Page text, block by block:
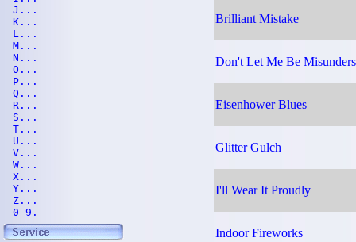
Brilliant Mistake
Don't Let Me Be
Eisenhower Blues
Glitter Gulch
I'll Wear It Proudly
Indoor Fireworks
J...
K...
L...
M...
N...
O...
P...
Q...
R...
S...
T...
U...
V...
W...
X...
Y...
Z...
0-9.